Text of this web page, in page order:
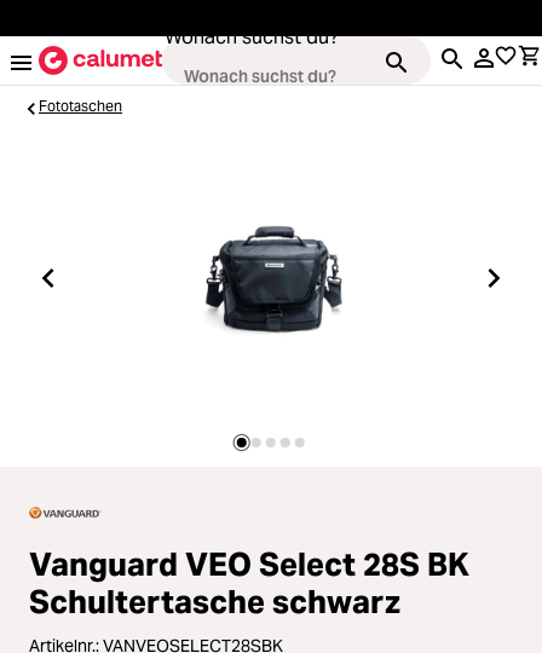
Wonach suchst du?
Loading...
Video & Drohnen
Loading...
Loading...Licht & Studio
Fototaschen
Vanguard VEO Select 28S BK
Schultertasche schwarz
Artikelnr.:VANVEOSELECT28SBK